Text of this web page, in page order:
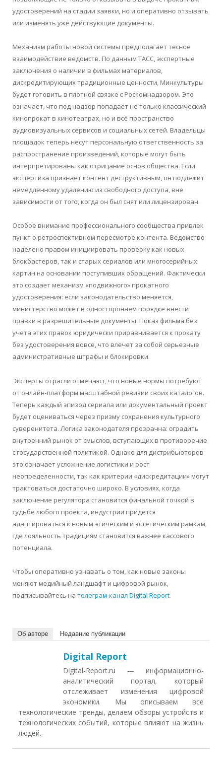
удостоверений на стадии заявки, но и оперативно отзывать
или изменять уже действующие документы.
Механизм работы новой системы предполагает тесное
взаимодействие ведомств. По данным ТАСС, экспертные
заключения о наличии в фильмах материалов,
дискредитирующих традиционные ценности, Минкультуры
будет готовить в плотной связке с Роскомнадзором. Это
означает, что под надзор попадает не только классический
кинопрокат в кинотеатрах, но и всё пространство
аудиовизуальных сервисов и социальных сетей. Владельцы
площадок теперь несут персональную ответственность за
распространение произведений, которые могут быть
интерпретированы как отрицание основ общества. Если
экспертиза признает контент деструктивным, он подлежит
немедленному удалению из свободного доступа, вне
зависимости от того, когда он был снят или лицензирован.
Особое внимание профессионального сообщества привлек
пункт о ретроспективном пересмотре контента. Ведомство
наделено правом инициировать проверку как новых
блокбастеров, так и старых сериалов или многосерийных
картин на основании поступивших обращений. Фактически
это создает механизм «подвижного» прокатного
удостоверения: если законодательство меняется,
министерство может в одностороннем порядке внести
правки в разрешительные документы. Показ фильма без
учета этих правок юридически приравнивается к прокату
без удостоверения вовсе, что влечет за собой серьезные
административные штрафы и блокировки.
Эксперты отрасли отмечают, что новые нормы потребуют
от онлайн-платформ масштабной ревизии своих каталогов.
Теперь каждый эпизод сериала или документальный проект
будет оцениваться через призму сохранения культурного
суверенитета. Логика законодателя прозрачна: оградить
внутренний рынок от смыслов, вступающих в противоречие
с государственной политикой. Однако для дистрибьюторов
это означает усложнение логистики и рост
неопределенности, так как критерии «дискредитации» могут
трактоваться достаточно широко. В условиях, когда
заключение регулятора становится финальной точкой в
судьбе любого проекта, индустрии придется
адаптироваться к новым этическим и эстетическим рамкам,
где лояльность традициям становится важнее кассового
потенциала.
Чтобы оперативно узнавать о том, как новые законы
меняют медийный ландшафт и цифровой рынок,
подписывайтесь на телеграм-канал Digital Report.
Об авторе Недавние публикации
Digital Report
Digital-Report.ru — информационно-
аналитический портал, который
отслеживает изменения цифровой
экономики. Мы описываем все
технологические тренды, делаем обзоры устройств и
технологических событий, которые влияют на жизнь
людей.